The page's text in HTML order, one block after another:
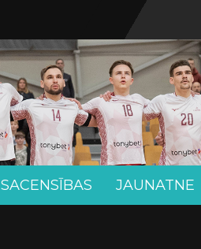
SACENSĪBAS JAUNATNE